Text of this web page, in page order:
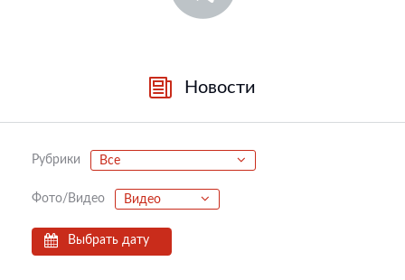
Новости
Рубрики Все
Фото/Видео Видео
Выбрать дату